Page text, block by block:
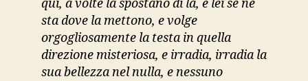
qui, a volte la spostano di là, e lei se ne
sta dove la mettono, e volge
orgogliosamente la testa in quella
direzione misteriosa, e irradia, irradia la
sua bellezza nel nulla, e nessuno